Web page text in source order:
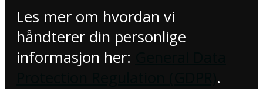
Les mer om hvordan vi
håndterer din personlige
informasjon her:
.